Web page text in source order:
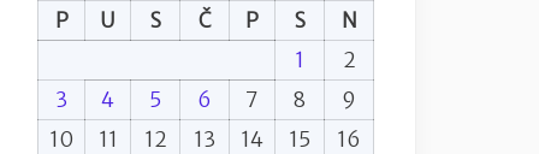
P
U S Č P S
N
1
2
3
4 5 6 7 8
9
10
11 12 13 14 15
16